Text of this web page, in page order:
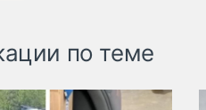
по теме